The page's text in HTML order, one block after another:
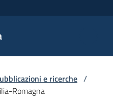
e ricerche /
Romagna